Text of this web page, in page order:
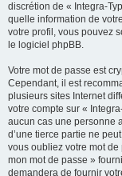
discrétion de « Integra-
quelle information de
votre profil, vous pouvez
le logiciel phpBB.
Votre mot de passe est
Cependant, il est
plusieurs sites Internet
votre compte sur «
aucun cas une personne
d’une tierce partie ne
vous oubliez votre mot
mon mot de passe »
demandera de fournir